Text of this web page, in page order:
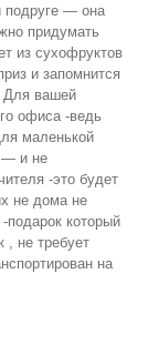
подруге — она
придумать
из сухофруктов
и запомнится
Для вашей
офиса -ведь
маленькой
— и не
-это будет
не дома не
подарок который
, не требует
на